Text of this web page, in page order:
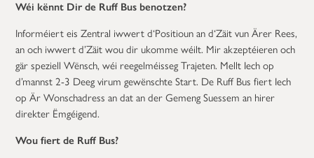
Wéi kënnt Dir de Ruff Bus benotzen?
Informéiert eis Zentral iwwert d‘Positioun an d‘Zäit vun Ärer Rees,
an och iwwert d’Zäit wou dir ukomme wéilt. Mir akzeptéieren och
gär speziell Wënsch, wéi reegelméisseg Trajeten. Mellt Iech op
d’mannst 2-3 Deeg virum gewënschte Start. De Ruff Bus fiert Iech
op Är Wonschadress an dat an der Gemeng Suessem an hirer
direkter Ëmgéigend.
Wou fiert de Ruff Bus?